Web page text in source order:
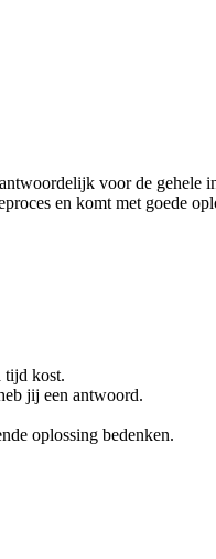
voor de
en komt met goede
tijd kost.
jij een antwoord.
oplossing bedenken.